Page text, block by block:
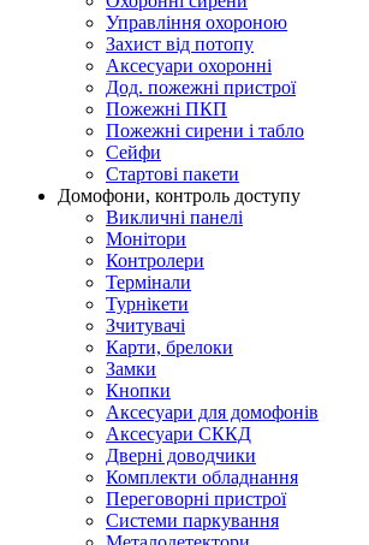
Управління охороною
Захист від потопу
Аксесуари охоронні
Дод. пожежні пристрої
Пожежні ПКП
Пожежні сирени і табло
Сейфи
Стартові пакети
Домофони, контроль доступу
Викличні панелі
Монітори
Контролери
Термінали
Турнікети
Зчитувачі
Карти, брелоки
Замки
Кнопки
Аксесуари для домофонів
Аксесуари СККД
Дверні доводчики
Комплекти обладнання
Переговорні пристрої
Системи паркування